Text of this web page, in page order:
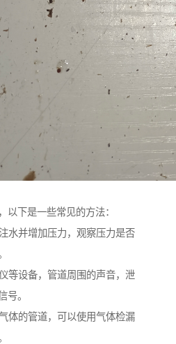
以下是一些常见的方法：
水并增加压力，观察压力是否
等设备，管道周围的声音，泄
号。
体的管道，可以使用气体检漏